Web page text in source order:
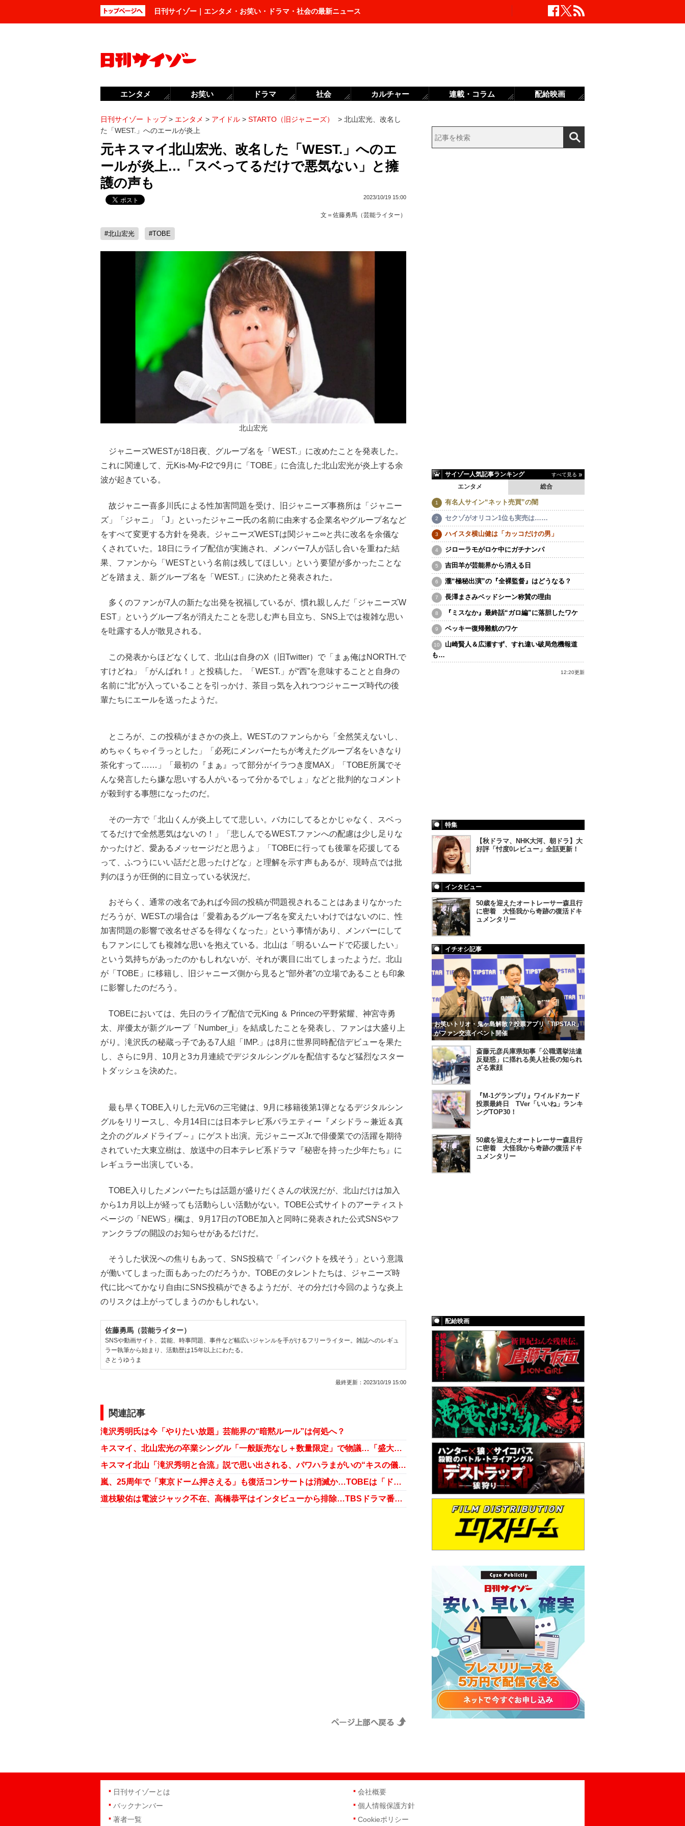
日刊サイゾー｜エンタメ・お笑い・ドラマ・社会の最新ニュース
日刊サイゾー トップ> エンタメ > アイドル > STARTO（旧ジャニーズ） > 北山宏光、改名し
た「WEST.」へのエールが炎上
元キスマイ北山宏光、改名した「WEST.」へのエ
ールが炎上…「スベってるだけで悪気ない」と擁
護の声も
2023/10/19 15:00
文＝ 佐藤勇馬（芸能ライター）
#北山宏光 #TOBE
北山宏光
ジャニーズWESTが18日夜、グループ名を「WEST.」に改めたことを発表した。
これに関連して、元Kis-My-Ft2で9月に「TOBE」に合流した北山宏光が炎上する余
波が起きている。
故ジャニー喜多川氏による性加害問題を受け、旧ジャニーズ事務所は「ジャニー
ズ」「ジャニ」「J」といったジャニー氏の名前に由来する企業名やグループ名など
をすべて変更する方針を発表。ジャニーズWESTは関ジャニ∞と共に改名を余儀な
くされていた。18日にライブ配信が実施され、メンバー7人が話し合いを重ねた結
果、ファンから「WESTという名前は残してほしい」という要望が多かったことな
どを踏まえ、新グループ名を「WEST.」に決めたと発表された。
多くのファンが7人の新たな出発を祝福しているが、慣れ親しんだ「ジャニーズW
EST」というグループ名が消えたことを悲しむ声も目立ち、SNS上では複雑な思い
を吐露する人が散見される。
この発表からほどなくして、北山は自身のX（旧Twitter）で「まぁ俺はNORTH.で
すけどね」「がんばれ！」と投稿した。「WEST.」が“西”を意味することと自身の
名前に“北”が入っていることを引っかけ、茶目っ気を入れつつジャニーズ時代の後
輩たちにエールを送ったようだ。
ところが、この投稿がまさかの炎上。WEST.のファンらから「全然笑えないし、
めちゃくちゃイラっとした」「必死にメンバーたちが考えたグループ名をいきなり
茶化すって……」「最初の『まぁ』って部分がイラつき度MAX」「TOBE所属でそ
んな発言したら嫌な思いする人がいるって分かるでしょ」などと批判的なコメント
が殺到する事態になったのだ。
その一方で「北山くんが炎上してて悲しい。バカにしてるとかじゃなく、スベっ
てるだけで全然悪気はないの！」「悲しんでるWEST.ファンへの配慮は少し足りな
かったけど、愛あるメッセージだと思うよ」「TOBEに行っても後輩を応援してる
って、ふつうにいい話だと思ったけどな」と理解を示す声もあるが、現時点では批
判のほうが圧倒的に目立っている状況だ。
おそらく、通常の改名であれば今回の投稿が問題視されることはあまりなかった
だろうが、WEST.の場合は「愛着あるグループ名を変えたいわけではないのに、性
加害問題の影響で改名せざるを得なくなった」という事情があり、メンバーにして
もファンにしても複雑な思いを抱えている。北山は「明るいムードで応援したい」
という気持ちがあったのかもしれないが、それが裏目に出てしまったようだ。北山
が「TOBE」に移籍し、旧ジャニーズ側から見ると“部外者”の立場であることも印象
に影響したのだろう。
TOBEにおいては、先日のライブ配信で元King ＆ Princeの平野紫耀、神宮寺勇
太、岸優太が新グループ「Number_i」を結成したことを発表し、ファンは大盛り上
がり。滝沢氏の秘蔵っ子である7人組「IMP.」は8月に世界同時配信デビューを果た
し、さらに9月、10月と3カ月連続でデジタルシングルを配信するなど猛烈なスター
トダッシュを決めた。
最も早くTOBE入りした元V6の三宅健は、9月に移籍後第1弾となるデジタルシン
グルをリリースし、今月14日には日本テレビ系バラエティー『メシドラ～兼近＆真
之介のグルメドライブ～』にゲスト出演。元ジャニーズJr.で俳優業での活躍を期待
されていた大東立樹は、放送中の日本テレビ系ドラマ『秘密を持った少年たち』に
レギュラー出演している。
TOBE入りしたメンバーたちは話題が盛りだくさんの状況だが、北山だけは加入
から1カ月以上が経っても活動らしい活動がない。TOBE公式サイトのアーティスト
ページの「NEWS」欄は、9月17日のTOBE加入と同時に発表された公式SNSやフ
ァンクラブの開設のお知らせがあるだけだ。
そうした状況への焦りもあって、SNS投稿で「インパクトを残そう」という意識
が働いてしまった面もあったのだろうか。TOBEのタレントたちは、ジャニーズ時
代に比べてかなり自由にSNS投稿ができるようだが、その分だけ今回のような炎上
のリスクは上がってしまうのかもしれない。
佐藤勇馬（芸能ライター）
SNSや動画サイト、芸能、時事問題、事件など幅広いジャンルを手がけるフリーライター。雑誌へのレギュ
ラー執筆から始まり、活動歴は15年以上にわたる。
さとうゆうま
最終更新： 2023/10/19 15:00
関連記事
滝沢秀明氏は今「やりたい放題」芸能界の“暗黙ルール”は何処へ？
キスマイ、北山宏光の卒業シングル「一般販売なし＋数量限定」で物議…「盛大に見送りたいのに」
キスマイ北山「滝沢秀明と合流」説で思い出される、パワハラまがいの“キスの儀式”
嵐、25周年で「東京ドーム押さえる」も復活コンサートは消滅か…TOBEは「ドームイベント匂わせ」で明暗くっきり
道枝駿佑は電波ジャック不在、高橋恭平はインタビューから排除…TBSドラマ番宣で「旧ジャニーズ外し」が物議
サイゾー人気記事ランキング すべて見る
エンタメ 総合
有名人サイン“ネット売買”の闇
セクゾがオリコン1位も実売は……
ハイスタ横山健は「カッコだけの男」
ジローラモがロケ中にガチナンパ
吉田羊が芸能界から消える日
瀧“極秘出演”の『全裸監督』はどうなる？
長澤まさみベッドシーン称賛の理由
『ミスなか』最終話“ガロ編”に落胆したワケ
ベッキー復帰難航のワケ
山崎賢人＆広瀬すず、すれ違い破局危機報道
も…
12:20更新
特集
【秋ドラマ、NHK大河、朝ドラ】大
好評「忖度0レビュー」全話更新！
インタビュー
50歳を迎えたオートレーサー森且行
に密着 大怪我から奇跡の復活ドキ
ュメンタリー
イチオシ記事
お笑いトリオ・鬼ヶ島解散？投票アプリ「TIPSTAR」
がファン交流イベント開催
斎藤元彦兵庫県知事「公職選挙法違
反疑惑」に揺れる美人社長の知られ
ざる素顔
『M-1グランプリ』ワイルドカード
投票最終日 TVer「いいね」ランキ
ングTOP30！
50歳を迎えたオートレーサー森且行
に密着 大怪我から奇跡の復活ドキ
ュメンタリー
配給映画
エンタメ お笑い ドラマ 社会 カルチャー 連載・コラム 配給映画
日刊サイゾーとは
バックナンバー
著者一覧
会社概要
個人情報保護方針
Cookieポリシー